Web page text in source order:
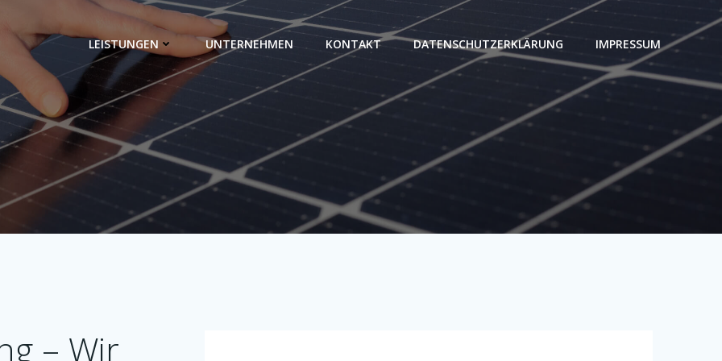
LEISTUNGEN UNTERNEHMEN KONTAKT DATENSCHUTZERKLÄRUNG IMPRESSUM
– Wir